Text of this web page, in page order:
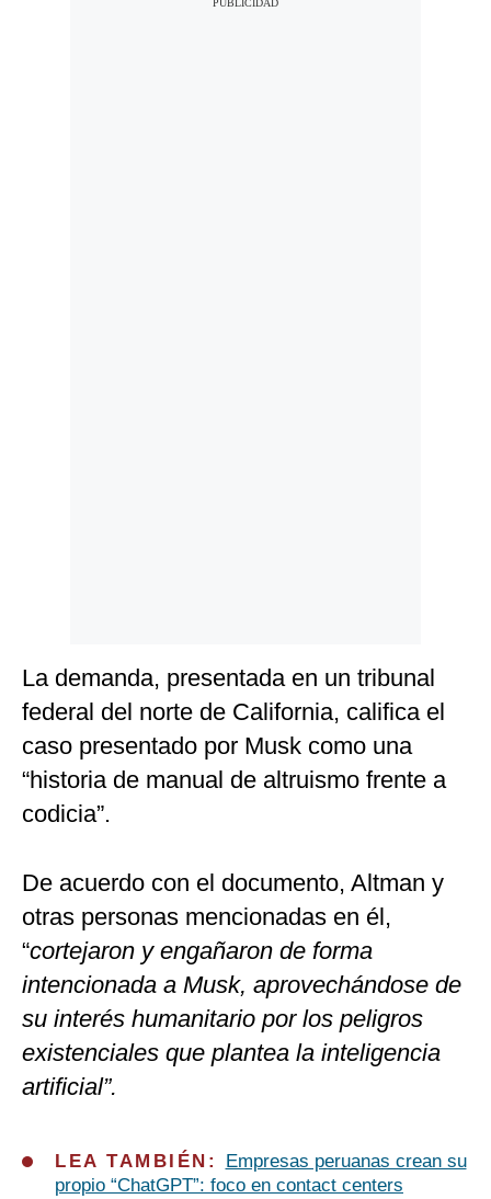
La demanda, presentada en un tribunal
federal del norte de California, califica el
caso presentado por Musk como una
“historia de manual de altruismo frente a
codicia”.
De acuerdo con el documento, Altman y
otras personas mencionadas en él,
“cortejaron y engañaron de forma
intencionada a Musk, aprovechándose de
su interés humanitario por los peligros
existenciales que plantea la inteligencia
artificial”.
LEA TAMBIÉN:
Empresas peruanas crean su
propio “ChatGPT”: foco en contact centers